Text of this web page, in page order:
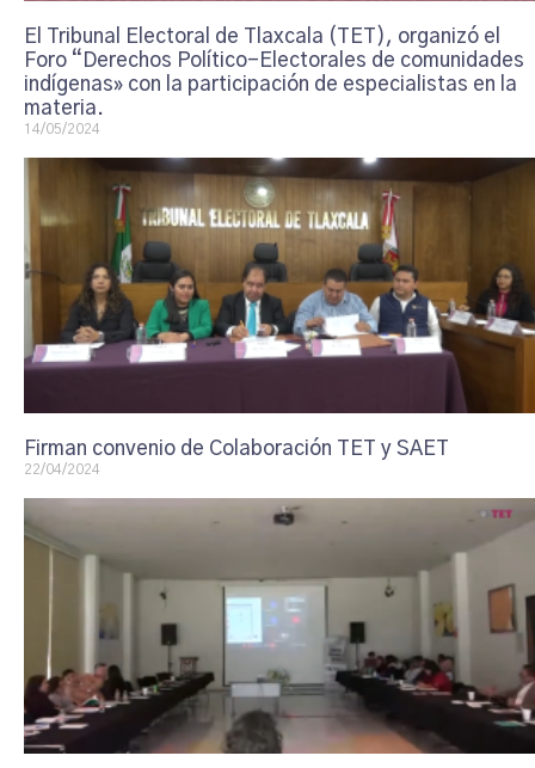
El Tribunal Electoral de Tlaxcala (TET), organizó el
Foro “Derechos Político-Electorales de comunidades
indígenas» con la participación de especialistas en la
materia.
14/05/2024
Firman convenio de Colaboración TET y SAET
22/04/2024